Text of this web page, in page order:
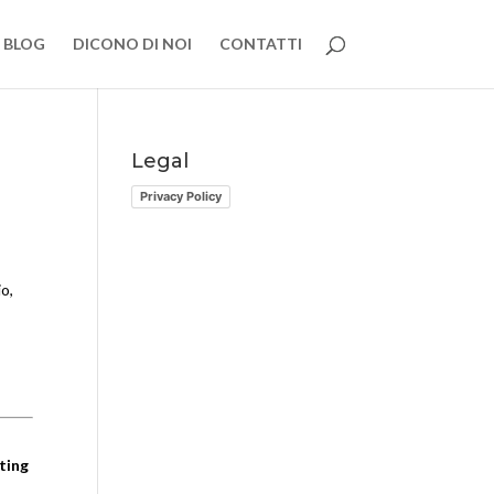
BLOG DICONO DI NOI CONTATTI
Legal
Privacy Policy